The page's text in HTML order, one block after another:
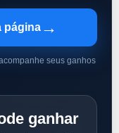
página →
seus ganhos
ganhar